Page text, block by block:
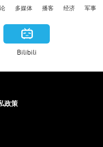
多媒体 播客 经济 军事
Bilibili
政策